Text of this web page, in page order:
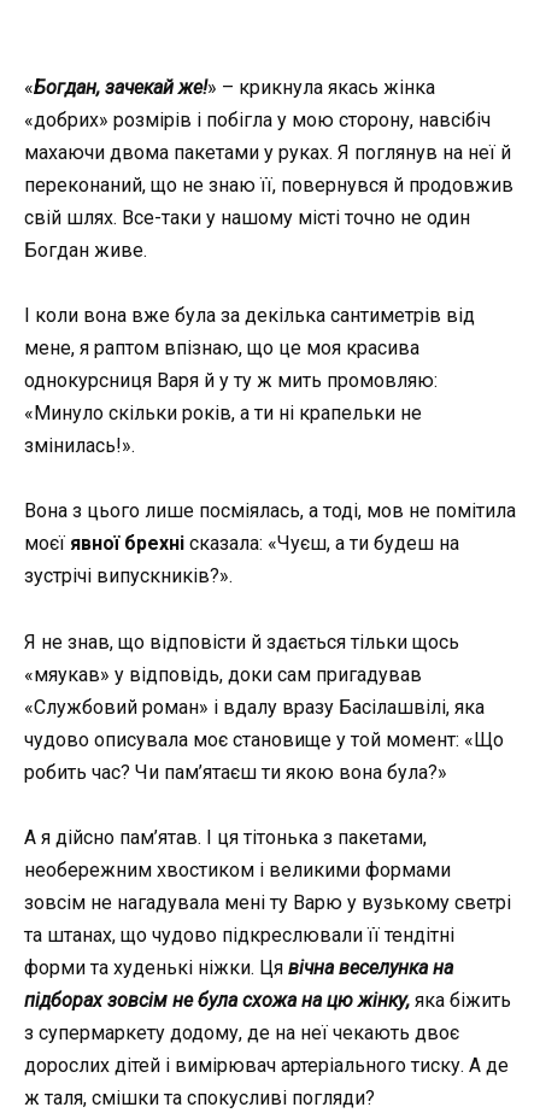
«Богдан, зачекай же!» – крикнула якась жінка
«добрих» розмірів і побігла у мою сторону, навсібіч
махаючи двома пакетами у руках. Я поглянув на неї й
переконаний, що не знаю її, повернувся й продовжив
свій шлях. Все-таки у нашому місті точно не один
Богдан живе.
І коли вона вже була за декілька сантиметрів від
мене, я раптом впізнаю, що це моя красива
однокурсниця Варя й у ту ж мить промовляю:
«Минуло скільки років, а ти ні крапельки не
змінилась!».
Вона з цього лише посміялась, а тоді, мов не помітила
моєї явної брехні сказала: «Чуєш, а ти будеш на
зустрічі випускників?».
Я не знав, що відповісти й здається тільки щось
«мяукав» у відповідь, доки сам пригадував
«Службовий роман» і вдалу вразу Басілашвілі, яка
чудово описувала моє становище у той момент: «Що
робить час? Чи пам’ятаєш ти якою вона була?»
А я дійсно пам’ятав. І ця тітонька з пакетами,
необережним хвостиком і великими формами
зовсім не нагадувала мені ту Варю у вузькому светрі
та штанах, що чудово підкреслювали її тендітні
форми та худенькі ніжки. Ця вічна веселунка на
підборах зовсім не була схожа на цю жінку, яка біжить
з супермаркету додому, де на неї чекають двоє
дорослих дітей і вимірювач артеріального тиску. А де
ж таля, смішки та спокусливі погляди?